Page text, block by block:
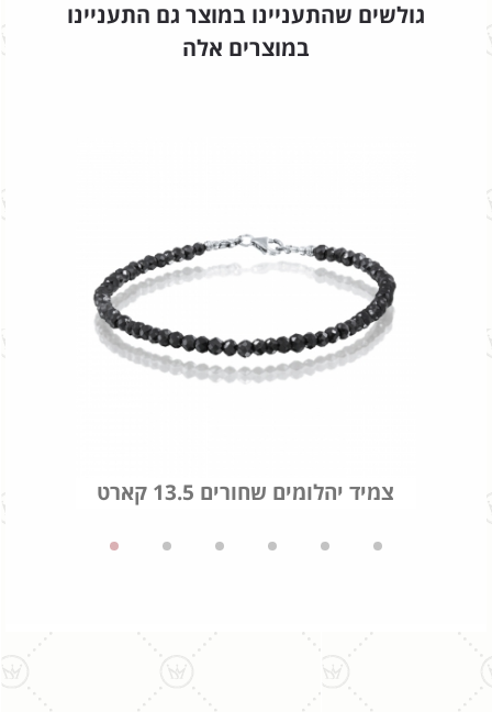
גולשים שהתעניינו במוצר גם התעניינו
במוצרים אלה
צמיד יהלומים שחורים 13.5 קארט